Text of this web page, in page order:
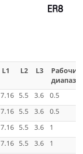
L1 L2 L3
Рабочий
7.16 5.5 3.6
0.5
7.16 5.5 3.6
0.5
7.16 5.5 3.6
1
7.16 5.5 3.6
1